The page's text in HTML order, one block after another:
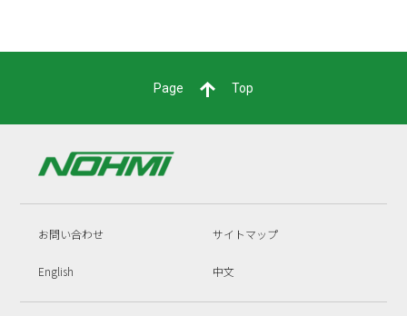
Page Top
お問い合わせ サイトマップ
English 中文